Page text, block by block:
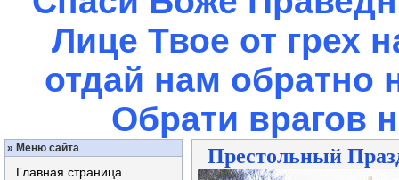
Лице Твое от грех
отдай нам обратно
Обрати врагов
» Меню сайта
Главная страница
Престольный